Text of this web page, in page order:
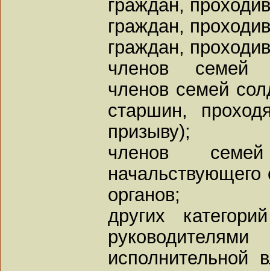
граждан,
граждан,
граждан,
членов семей
членов семей
старшин,
призыву);
членов
органов;
других
исполнительной